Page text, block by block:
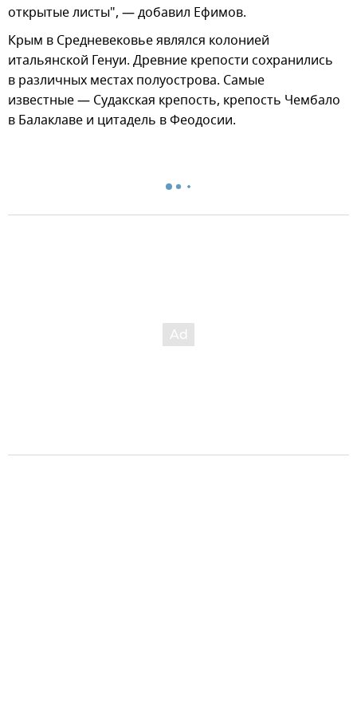
открытые листы", — добавил Ефимов.
Крым в Средневековье являлся колонией
итальянской Генуи. Древние крепости сохранились
в различных местах полуострова. Самые
известные — Судакская крепость, крепость Чембало
в Балаклаве и цитадель в Феодосии.